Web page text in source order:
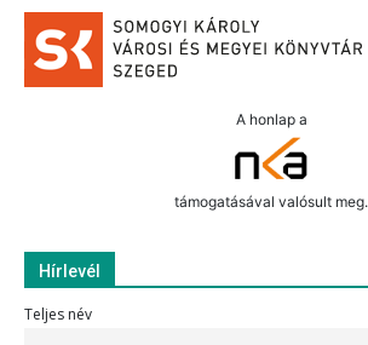
A honlap a
támogatásával valósult meg.
Hírlevél
Teljes név